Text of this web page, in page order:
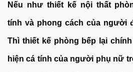
Nếu như thiết kế nội thất
tính và phong cách của người
Thì thiết kế phòng bếp lại
hiện cá tính của người phụ nữ